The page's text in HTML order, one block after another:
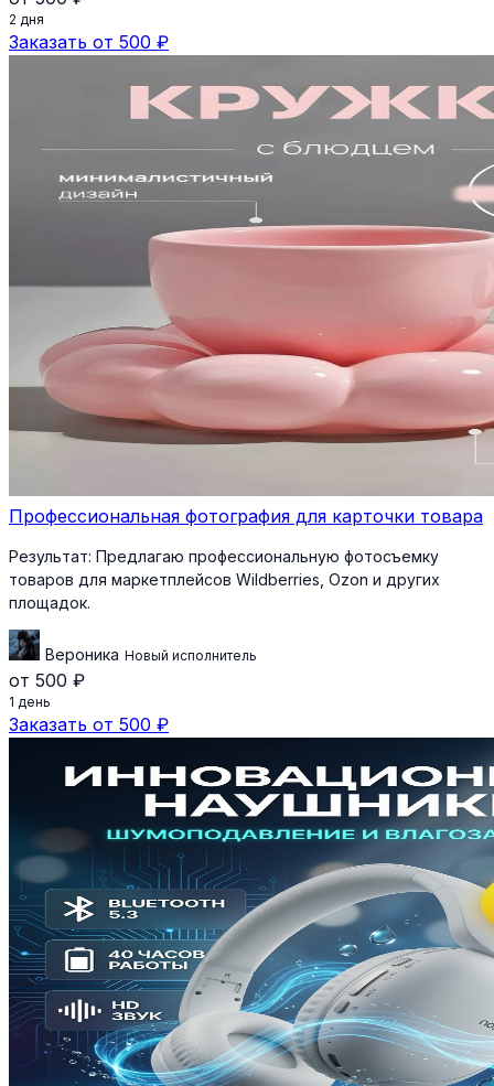
2 дня
Заказать от 500 ₽
Профессиональная фотография для карточки товара
Результат: Предлагаю профессиональную фотосъемку
товаров для маркетплейсов Wildberries, Ozon и других
площадок.
Вероника Новый исполнитель
от 500 ₽
1 день
Заказать от 500 ₽